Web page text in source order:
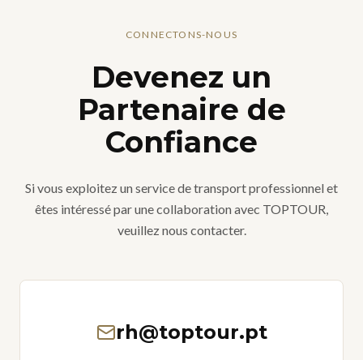
CONNECTONS-NOUS
Devenez un
Partenaire de
Confiance
Si vous exploitez un service de transport professionnel et
êtes intéressé par une collaboration avec TOPTOUR,
veuillez nous contacter.
rh@toptour.pt